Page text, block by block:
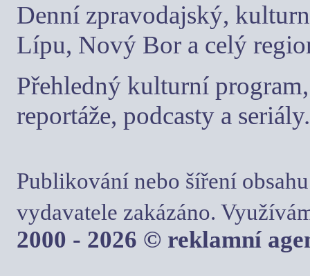
Denní zpravodajský,
Lípu, Nový Bor a celý
Přehledný kulturní
reportáže, podcasty a seriály.
Publikování nebo šíření
vydavatele zakázáno.
2000 - 2026 © reklamní